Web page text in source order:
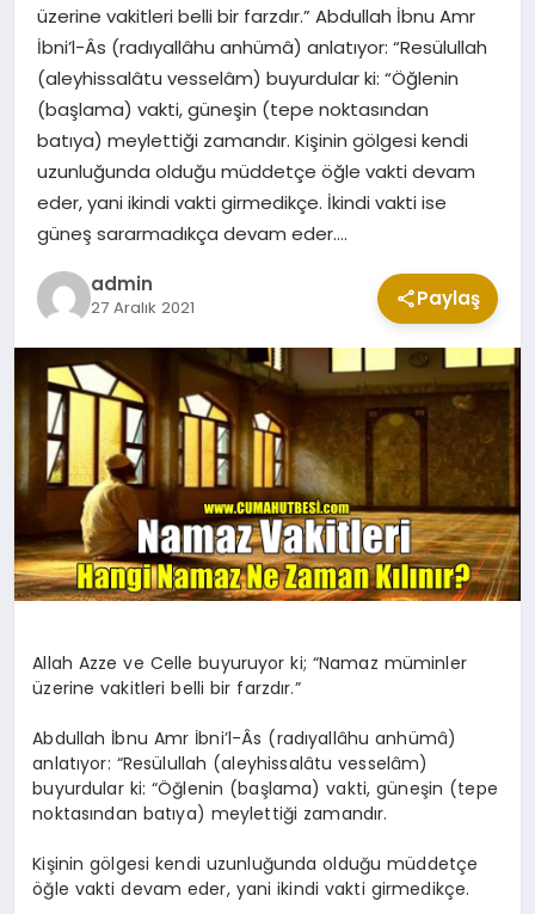
DUALAR VE ZIKIRLER
CUMA MESAJLARI
KABE CANLI YAYIN
üzerine vakitleri belli bir farzdır.” Abdullah İbnu Amr
İbni’l-Âs (radıyallâhu anhümâ) anlatıyor: “Resülullah
(aleyhissalâtu vesselâm) buyurdular ki: “Öğlenin
(başlama) vakti, güneşin (tepe noktasından
batıya) meylettiği zamandır. Kişinin gölgesi kendi
uzunluğunda olduğu müddetçe öğle vakti devam
eder, yani ikindi vakti girmedikçe. İkindi vakti ise
güneş sararmadıkça devam eder….
admin
27 Aralık 2021 Paylaş
Allah Azze ve Celle buyuruyor ki; “Namaz müminler
üzerine vakitleri belli bir farzdır.”
Abdullah İbnu Amr İbni’l-Âs (radıyallâhu anhümâ)
anlatıyor: “Resülullah (aleyhissalâtu vesselâm)
buyurdular ki: “Öğlenin (başlama) vakti, güneşin (tepe
noktasından batıya) meylettiği zamandır.
Kişinin gölgesi kendi uzunluğunda olduğu müddetçe
öğle vakti devam eder, yani ikindi vakti girmedikçe.